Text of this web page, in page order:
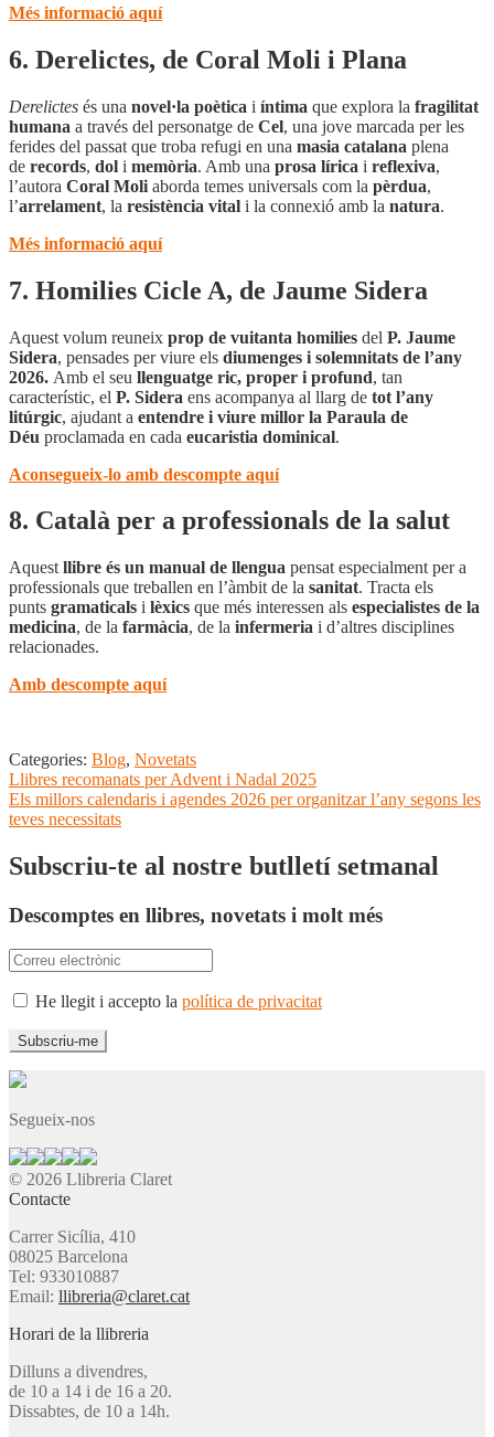
Més informació aquí
6. Derelictes, de Coral Moli i Plana
Derelictes és una novel·la poètica i íntima que explora la fragilitat
humana a través del personatge de Cel, una jove marcada per les
ferides del passat que troba refugi en una masia catalana plena
de records, dol i memòria. Amb una prosa lírica i reflexiva,
l’autora Coral Moli aborda temes universals com la pèrdua,
l’arrelament, la resistència vital i la connexió amb la natura.
Més informació aquí
7. Homilies Cicle A, de Jaume Sidera
Aquest volum reuneix prop de vuitanta homilies del P. Jaume
Sidera, pensades per viure els diumenges i solemnitats de l’any
2026. Amb el seu llenguatge ric, proper i profund, tan
característic, el P. Sidera ens acompanya al llarg de tot l’any
litúrgic, ajudant a entendre i viure millor la Paraula de
Déu proclamada en cada eucaristia dominical.
Aconsegueix-lo amb descompte aquí
8. Català per a professionals de la salut
Aquest llibre és un manual de llengua pensat especialment per a
professionals que treballen en l’àmbit de la sanitat. Tracta els
punts gramaticals i lèxics que més interessen als especialistes de la
medicina, de la farmàcia, de la infermeria i d’altres disciplines
relacionades.
Amb descompte aquí
Categories: Blog, Novetats
Navegació
d'entrades
Entrada
anterior:
Llibres recomanats per Advent i Nadal 2025
Pròxima
entrada:
Els millors calendaris i agendes 2026 per organitzar l’any segons les
teves necessitats
Subscriu-te al nostre butlletí setmanal
Descomptes en llibres, novetats i molt més
He llegit i accepto la política de privacitat
Segueix-nos
© 2026 Llibreria Claret
Contacte
Carrer Sicília, 410
08025 Barcelona
Tel: 933010887
Email: llibreria@claret.cat
Horari de la llibreria
Dilluns a divendres,
de 10 a 14 i de 16 a 20.
Dissabtes, de 10 a 14h.